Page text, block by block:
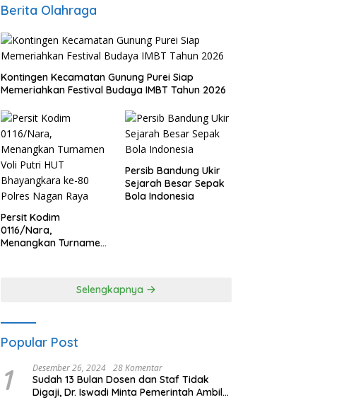
Berita Olahraga
Kontingen Kecamatan Gunung Purei Siap
Memeriahkan Festival Budaya IMBT Tahun 2026
Persit Kodim
0116/Nara,
Menangkan Turnamen
Persib Bandung Ukir
Sejarah Besar Sepak
Bola Indonesia
Selengkapnya
Popular Post
1 Desember 26, 2024 28 Komentar
Sudah 13 Bulan Dosen dan Staf Tidak
Digaji, Dr. Iswadi Minta Pemerintah Ambil